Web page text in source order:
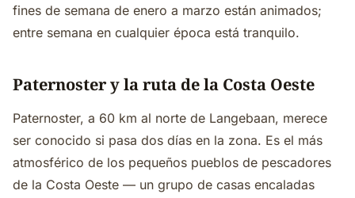
fines de semana de enero a marzo están animados;
entre semana en cualquier época está tranquilo.
Paternoster y la ruta de la Costa Oeste
Paternoster, a 60 km al norte de Langebaan, merece
ser conocido si pasa dos días en la zona. Es el más
atmosférico de los pequeños pueblos de pescadores
de la Costa Oeste — un grupo de casas encaladas